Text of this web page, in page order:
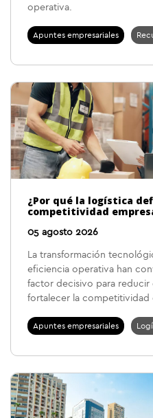
operativa.
Apuntes empresariales
¿Por qué la logística
competitividad
05 agosto 2026
La transformación
eficiencia operativa han
factor decisivo para reducir
fortalecer la competitividad
Apuntes empresariales